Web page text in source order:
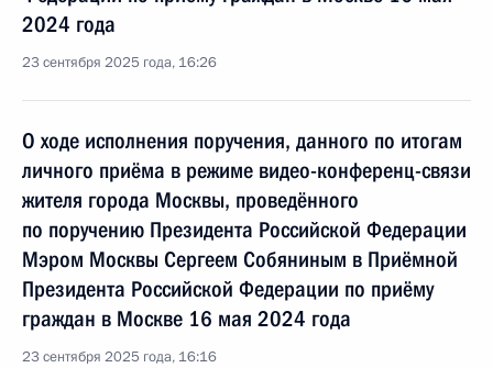
2024 года
23 сентября 2025 года, 16:26
О ходе исполнения поручения, данного по итогам
личного приёма в режиме видео-конференц-связи
жителя города Москвы, проведённого
по поручению Президента Российской Федерации
Мэром Москвы Сергеем Собяниным в Приёмной
Президента Российской Федерации по приёму
граждан в Москве 16 мая 2024 года
23 сентября 2025 года, 16:16